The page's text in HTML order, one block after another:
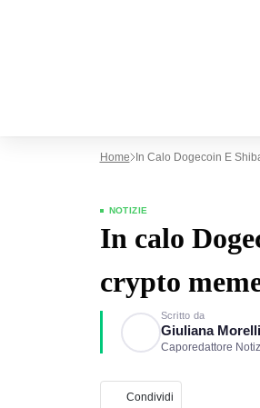
Home In Calo Dogecoin E
NOTIZIE
In calo
crypto
Scritto da
Giuliana Morelli
Caporedattore
Condividi